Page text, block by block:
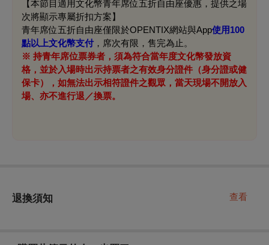
【本節目適用文化幣青年席位五折自由座優惠，提供之場
次將顯示專屬折扣方案】
青年席位五折自由座僅限於OPENTIX網站與App使用100
點以上文化幣支付 ，席次有限，售完為止。
※ 持青年席位票券者，須為符合當年度文化幣發放資
格，並於入場時出示持票者之有效身分證件（身分證或健
保卡），如無法出示相符證件之觀眾，當天現場不開放入
場、亦不進行退／換票。
退換須知 查看